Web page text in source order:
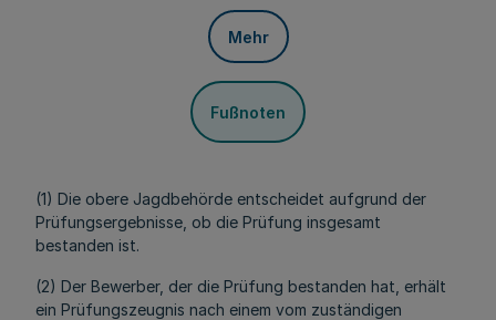
Mehr
Fußnoten
(1) Die obere Jagdbehörde entscheidet aufgrund der
Prüfungsergebnisse, ob die Prüfung insgesamt
bestanden ist.
(2) Der Bewerber, der die Prüfung bestanden hat, erhält
ein Prüfungszeugnis nach einem vom zuständigen